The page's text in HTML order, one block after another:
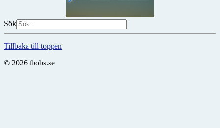
Sök
Tillbaka till toppen
© 2026 tbobs.se